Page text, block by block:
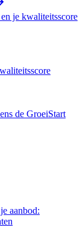
je kwaliteitsscore
de GroeiStart
aanbod: